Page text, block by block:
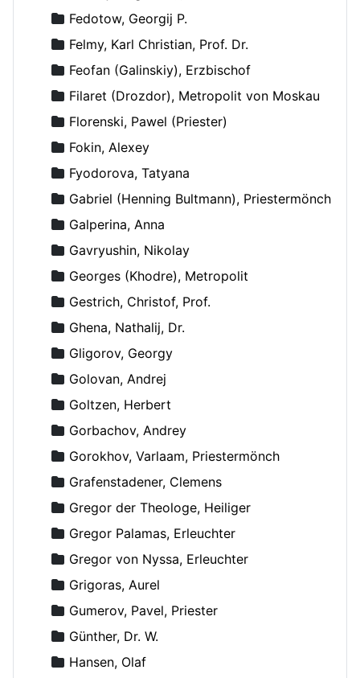
Fedotow, Georgij P.
Felmy, Karl Christian, Prof. Dr.
Feofan (Galinskiy), Erzbischof
Filaret (Drozdor), Metropolit von Moskau
Florenski, Pawel (Priester)
Fokin, Alexey
Fyodorova, Tatyana
Gabriel (Henning Bultmann), Priestermönch
Galperina, Anna
Gavryushin, Nikolay
Georges (Khodre), Metropolit
Gestrich, Christof, Prof.
Ghena, Nathalij, Dr.
Gligorov, Georgy
Golovan, Andrej
Goltzen, Herbert
Gorbachov, Andrey
Gorokhov, Varlaam, Priestermönch
Grafenstadener, Clemens
Gregor der Theologe, Heiliger
Gregor Palamas, Erleuchter
Gregor von Nyssa, Erleuchter
Grigoras, Aurel
Gumerov, Pavel, Priester
Günther, Dr. W.
Hansen, Olaf